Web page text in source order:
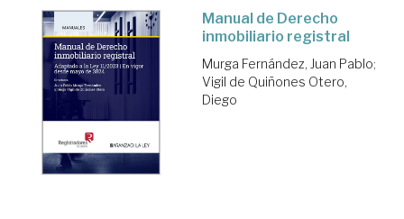
Manual de Derecho
inmobiliario registral
Murga Fernández, Juan Pablo;
Vigil de Quiñones Otero,
Diego